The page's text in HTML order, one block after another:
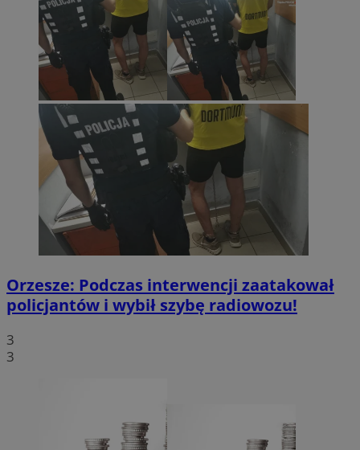
Orzesze: Podczas interwencji zaatakował
policjantów i wybił szybę radiowozu!
3
3